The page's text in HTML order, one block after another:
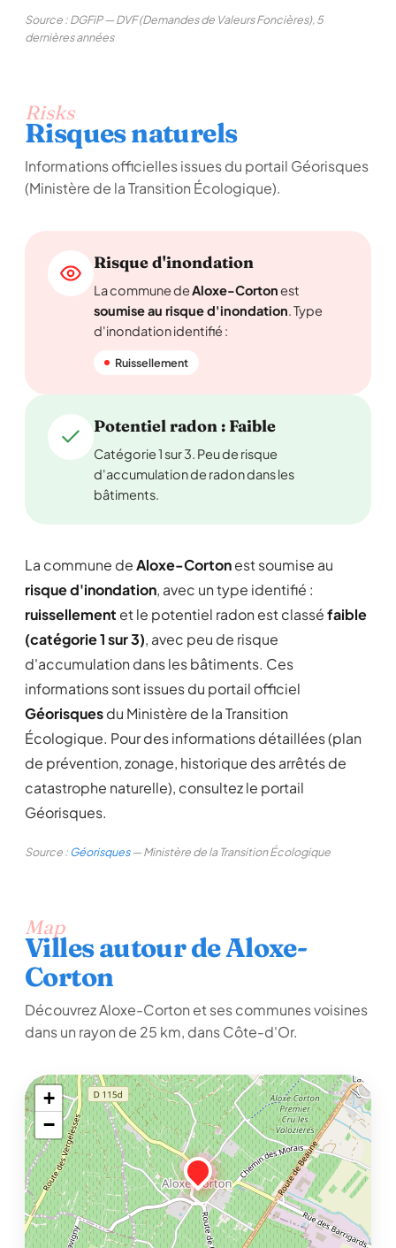
Source : DGFiP — DVF (Demandes de Valeurs Foncières), 5
dernières années
Risks
Risques naturels
Informations officielles issues du portail Géorisques
(Ministère de la Transition Écologique).
Risque d'inondation
La commune deAloxe-Cortonest
soumise au risque d'inondation. Type
d'inondation identifié :
Ruissellement
Potentiel radon : Faible
Catégorie 1 sur 3. Peu de risque
d'accumulation de radon dans les
bâtiments.
La commune deAloxe-Cortonest soumise au
risque d'inondation, avec un type identifié :
ruissellement et le potentiel radon est classéfaible
(catégorie 1 sur 3), avec peu de risque
d'accumulation dans les bâtiments. Ces
informations sont issues du portail officiel
Géorisquesdu Ministère de la Transition
Écologique. Pour des informations détaillées (plan
de prévention, zonage, historique des arrêtés de
catastrophe naturelle), consultez le portail
Géorisques.
Source :Géorisques— Ministère de la Transition Écologique
Map
Villes autour de Aloxe-
Corton
Découvrez Aloxe-Corton et ses communes voisines
dans un rayon de 25 km, dans Côte-d'Or.
+
−